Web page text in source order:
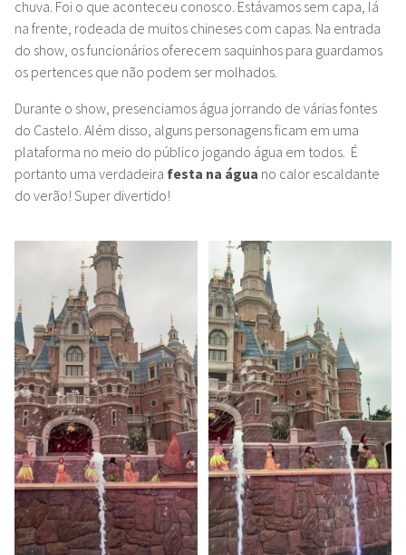
chuva. Foi o que aconteceu conosco. Estávamos sem capa, lá
na frente, rodeada de muitos chineses com capas. Na entrada
do show, os funcionários oferecem saquinhos para guardamos
os pertences que não podem ser molhados.
Durante o show, presenciamos água jorrando de várias fontes
do Castelo. Além disso, alguns personagens ficam em uma
plataforma no meio do público jogando água em todos. É
portanto uma verdadeira festa na água no calor escaldante
do verão! Super divertido!